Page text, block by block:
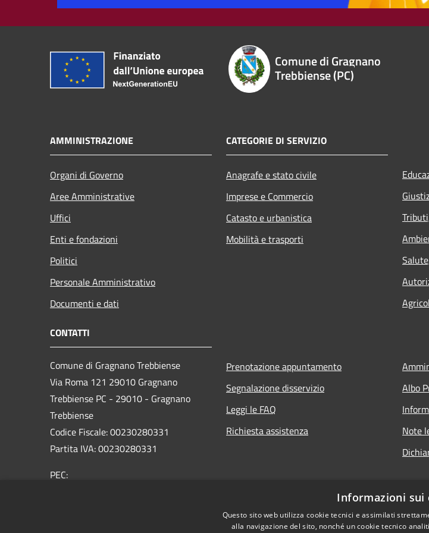
Comune di Gragnano
Trebbiense (PC)
AMMINISTRAZIONE
Organi di Governo
Aree Amministrative
Uffici
Enti e fondazioni
Politici
Personale Amministrativo
Documenti e dati
CATEGORIE DI SERVIZIO
Anagrafe e stato civile
Imprese e Commercio
Catasto e urbanistica
Mobilità e trasporti
CONTATTI
Comune di Gragnano Trebbiense
Via Roma 121 29010 Gragnano
Trebbiense PC - 29010 - Gragnano
Trebbiense
Codice Fiscale: 00230280331
Partita IVA: 00230280331
PEC:
Prenotazione appuntamento
Segnalazione disservizio
Leggi le FAQ
Richiesta assistenza
Albo
Note
Informazioni sui
Questo sito web utilizza cookie tecnici e assimilati
alla navigazione del sito, nonché un cookie tecnico